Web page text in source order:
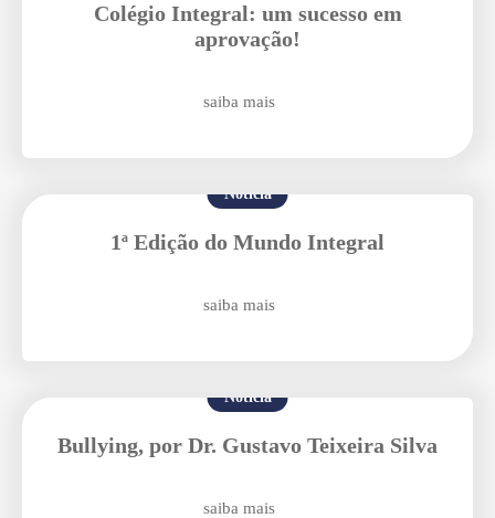
Colégio Integral: um sucesso em
aprovação!
saiba mais
Notícia
1ª Edição do Mundo Integral
saiba mais
Notícia
Bullying, por Dr. Gustavo Teixeira Silva
saiba mais
Agende uma visita